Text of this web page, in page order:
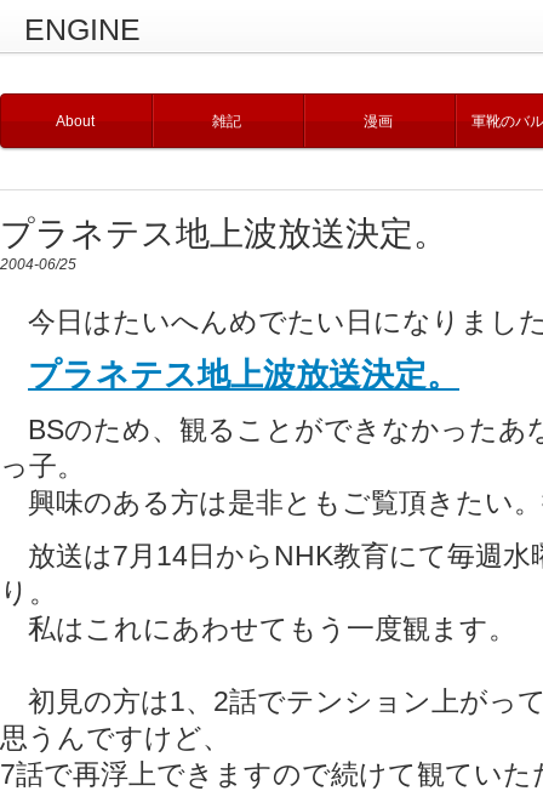
ENGINE
About 雑記 漫画 軍靴のバ
プラネテス地上波放送決定。
2004-06/25
今日はたいへんめでたい日になりまし
プラネテス地上波放送決定。
BSのため、観ることができなかったあ
っ子。
興味のある方は是非ともご覧頂きたい
放送は7月14日からNHK教育にて毎週水
り。
私はこれにあわせてもう一度観ます。
初見の方は1、2話でテンション上がっ
思うんですけど、
7話で再浮上できますので続けて観ていた